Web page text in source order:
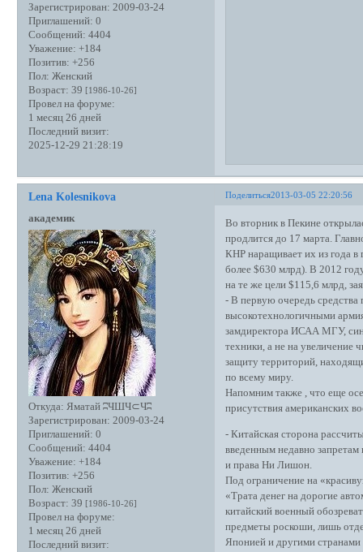
Зарегистрирован: 2009-03-24
Приглашений: 0
Сообщений: 4404
Уважение: +184
Позитив: +256
Пол: Женский
Возраст: 39 [1986-10-26]
Провел на форуме:
1 месяц 26 дней
Последний визит:
2025-12-29 21:28:19
Поделиться2013-03-05 22:20:56
Lena Kolesnikova
академик
Откуда: Яматай ʭЧШЧ⊂Чʭ
Зарегистрирован: 2009-03-24
Приглашений: 0
Сообщений: 4404
Уважение: +184
Позитив: +256
Пол: Женский
Возраст: 39 [1986-10-26]
Провел на форуме:
1 месяц 26 дней
Последний визит:
Во вторник в Пекине
продлится до 17 марта.
КНР наращивает их из года
более $630 млрд). В 2012
на те же цели $115,6 млрд,
- В первую очередь средства
высокотехнологичными
замдиректора ИСАА МГУ,
техники, а не на увеличение
защиту территорий,
по всему миру.
Напомним также , что еще
присутствия американских
- Китайская сторона
введенным недавно запретам
и права Ни Лишон.
Под ограничение на
«Трата денег на дорогие
китайский военный
предметы роскоши, лишь
Японией и другими